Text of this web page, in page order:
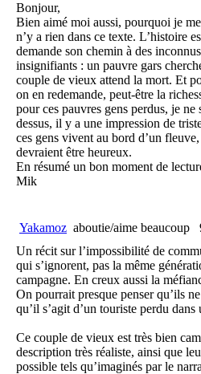
Bonjour,
Bien aimé moi aussi, pourquoi je
n’y a rien dans ce texte. L’histoire
demande son chemin à des
insignifiants : un pauvre gars
couple de vieux attend la mort. Et
on en redemande, peut-être la
pour ces pauvres gens perdus, je
dessus, il y a une impression de
ces gens vivent au bord d’un
devraient être heureux.
En résumé un bon moment de
Mik
Yakamoz aboutie/aime beaucoup
Un récit sur l’impossibilité de
qui s’ignorent, pas la même
campagne. En creux aussi la
On pourrait presque penser qu’ils
qu’il s’agit d’un touriste perdu dans
Ce couple de vieux est très bien
description très réaliste, ainsi que
possible tels qu’imaginés par le